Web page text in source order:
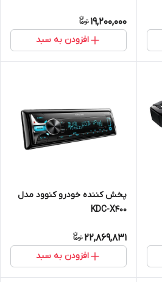
19,200,000
افزودن به سبد
پخش کننده خودرو کنوود مدل
KDC-X400
22,869,831
افزودن به سبد